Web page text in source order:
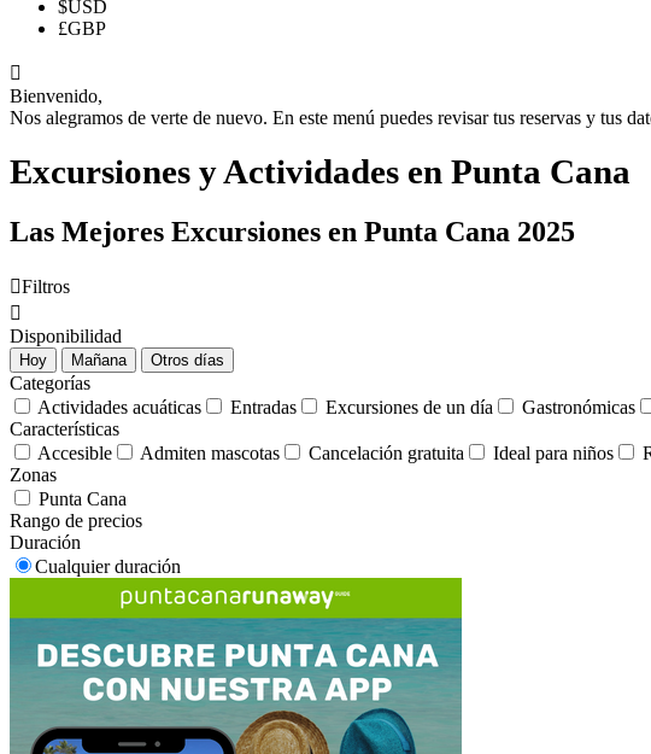
$USD
£GBP

Bienvenido,
Nos alegramos de verte de nuevo. En este menú puedes revisar tus reservas y tus
Excursiones y Actividades en Punta Cana
Las Mejores Excursiones en Punta Cana 2025
Filtros

Disponibilidad
Hoy Mañana Otros días
Categorías
Actividades acuáticas
Entradas Excursiones de un día Gastronómicas
Características
Accesible
Admiten mascotas Cancelación gratuita Ideal para niños
Zonas
Punta Cana
Rango de precios
Duración
Cualquier duración